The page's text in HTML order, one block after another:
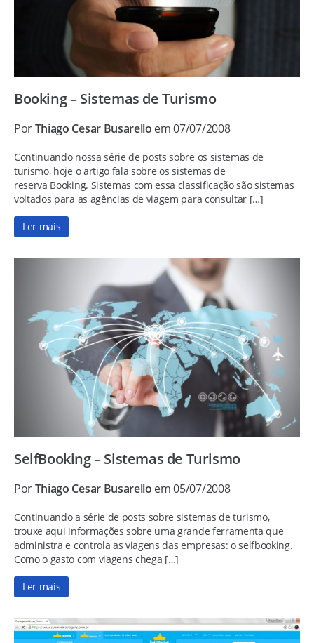
Booking – Sistemas de Turismo
PorThiago Cesar Busarello em 07/07/2008
Continuando nossa série de posts sobre os sistemas de
turismo, hoje o artigo fala sobre os sistemas de
reserva Booking. Sistemas com essa classificação são sistemas
voltados para as agências de viagem para consultar […]
Ler mais
SelfBooking – Sistemas de Turismo
PorThiago Cesar Busarello em 05/07/2008
Continuando a série de posts sobre sistemas de turismo,
trouxe aqui informações sobre uma grande ferramenta que
administra e controla as viagens das empresas: o selfbooking.
Como o gasto com viagens chega […]
Ler mais